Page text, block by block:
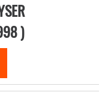
Temaer
)